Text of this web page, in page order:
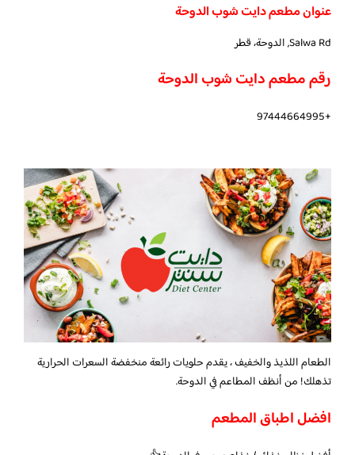
عنوان مطعم دايت شوب الدوحة
Salwa Rd, الدوحة، قطر
رقم مطعم دايت شوب الدوحة
+97444664995
الطعام اللذيذ والخفيف ، يقدم حلويات رائعة منخفضة السعرات الحرارية
تذهلك! من أنظف المطاعم في الدوحة.
افضل اطباق المطعم